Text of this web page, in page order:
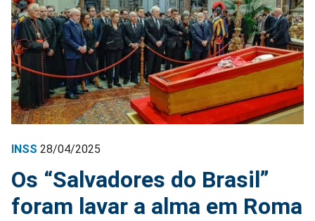
INSS 28/04/2025
Os “Salvadores do Brasil”
foram lavar a alma em Roma